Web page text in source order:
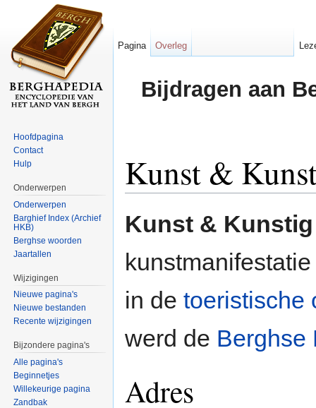
Bijdragen aan
Kunst &
Kunst & Kunstig
in de toeristische
werd de Berghse
Adres
Pagina Overleg
Hoofdpagina
Contact
Hulp
Onderwerpen
Onderwerpen
Barghief Index (Archief
HKB)
Berghse woorden
Jaartallen
Wijzigingen
Nieuwe pagina's
Nieuwe bestanden
Recente wijzigingen
Bijzondere pagina's
Alle pagina's
Beginnetjes
Willekeurige pagina
Zandbak